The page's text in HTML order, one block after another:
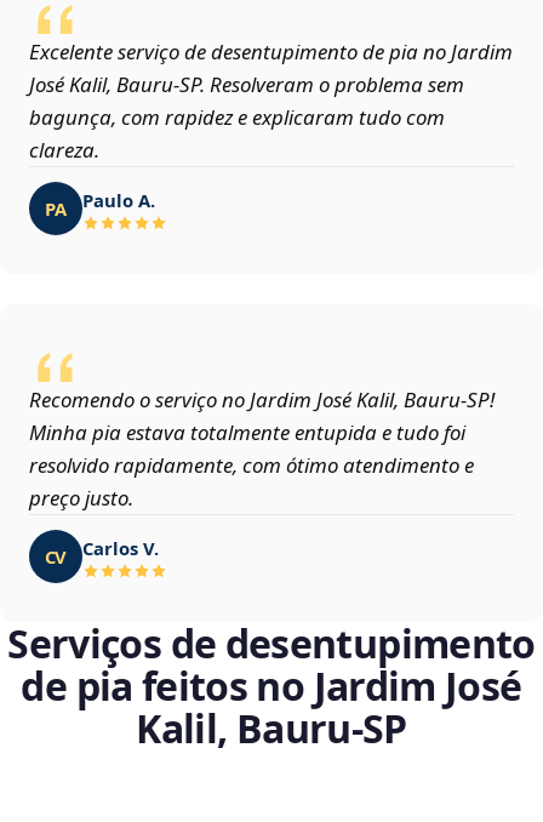
Excelente serviço de desentupimento de pia no Jardim
José Kalil, Bauru‑SP. Resolveram o problema sem
bagunça, com rapidez e explicaram tudo com
clareza.
PA Paulo A.
Recomendo o serviço no Jardim José Kalil, Bauru‑SP!
Minha pia estava totalmente entupida e tudo foi
resolvido rapidamente, com ótimo atendimento e
preço justo.
CV Carlos V.
Serviços de desentupimento
de pia feitos no Jardim José
Kalil, Bauru‑SP